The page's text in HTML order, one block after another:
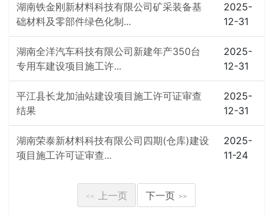
湖南铁金刚新材料科技有限公司矿采装备基
础材料及零部件绿色化制...
2025-
12-31
湖南全洋汽车科技有限公司新建年产350台
专用车建设项目施工许...
2025-
12-31
平江县长龙加油站建设项目施工许可证审查
结果
2025-
12-31
湖南荣泰新材料科技有限公司四期(仓库)建设
项目施工许可证审查...
2025-
11-24
<< 上一页 下一页 >>